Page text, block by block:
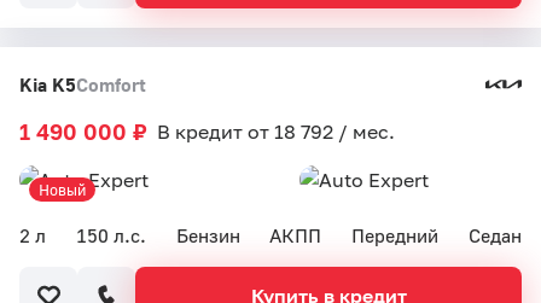
Kia K5Comfort
2 л 150 л.с. Бензин АКПП Передний Седан
1 490 000 ₽ В кредит от 18 792 / мес.
Новый
Купить в кредит